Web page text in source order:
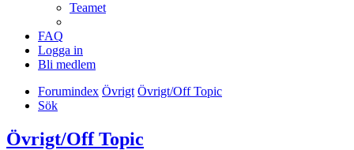
Teamet
FAQ
Logga in
Bli medlem
Forumindex Övrigt Övrigt/Off Topic
Sök
Övrigt/Off Topic